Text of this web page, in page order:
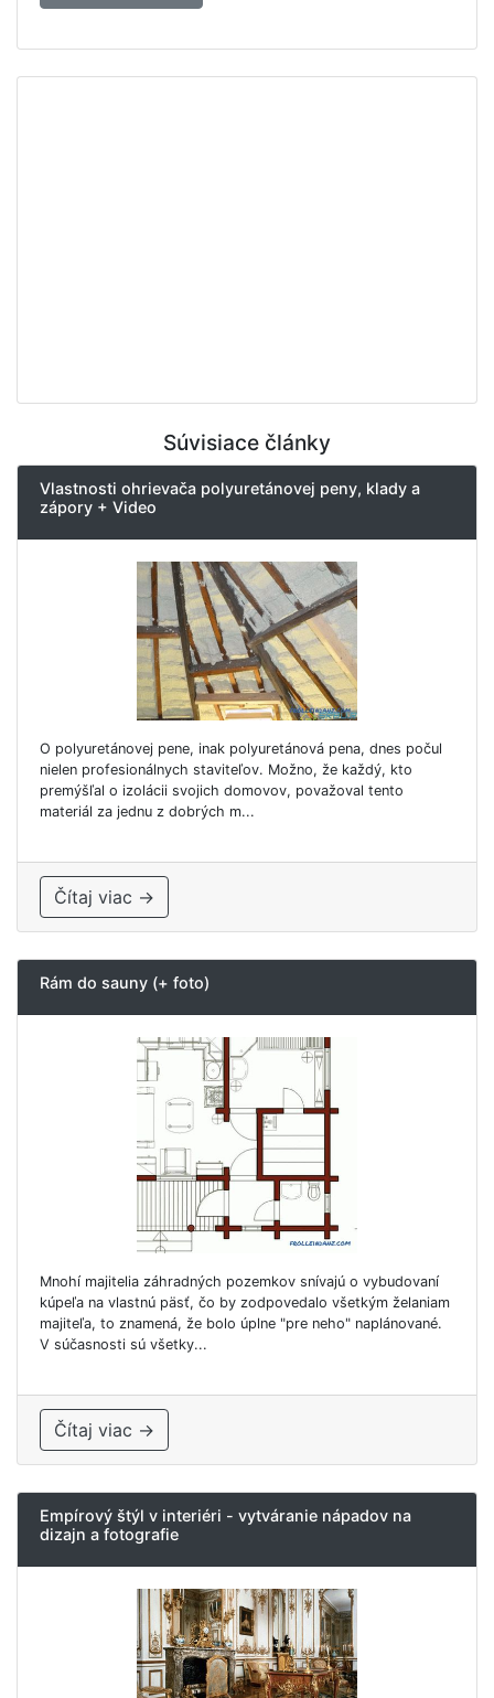
Súvisiace články
Vlastnosti ohrievača polyuretánovej peny, klady a
zápory + Video
O polyuretánovej pene, inak polyuretánová pena, dnes počul
nielen profesionálnych staviteľov. Možno, že každý, kto
premýšľal o izolácii svojich domovov, považoval tento
materiál za jednu z dobrých m...
Čítaj viac →
Rám do sauny (+ foto)
Mnohí majitelia záhradných pozemkov snívajú o vybudovaní
kúpeľa na vlastnú päsť, čo by zodpovedalo všetkým želaniam
majiteľa, to znamená, že bolo úplne "pre neho" naplánované.
V súčasnosti sú všetky...
Čítaj viac →
Empírový štýl v interiéri - vytváranie nápadov na
dizajn a fotografie